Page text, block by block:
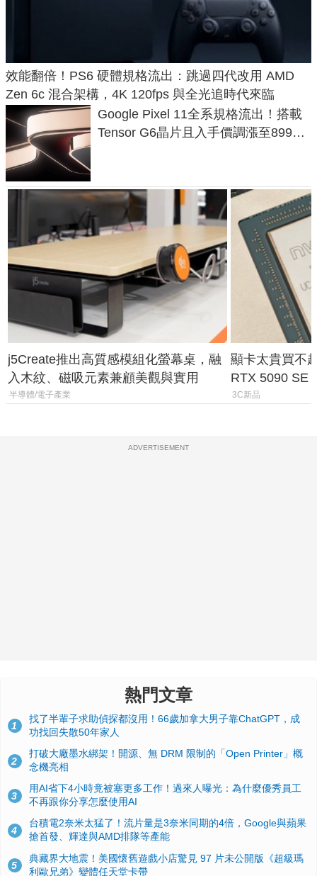
效能翻倍！PS6 硬體規格流出：跳過四代改用 AMD
Zen 6c 混合架構，4K 120fps 與全光追時代來臨
Google Pixel 11全系規格流出！搭載
Tensor G6晶片且入手價調漲至899美
j5Create推出高質感模組化螢幕桌，融
入木紋、磁吸元素兼顧美觀與實用
半導體/電子產業
顯卡太貴買不
RTX 5090 SE
體
3C新品
ADVERTISEMENT
熱門文章
1
找了半輩子求助偵探都沒用！66歲加拿大男子靠ChatGPT，成
功找回失散50年家人
2
打破大廠墨水綁架！開源、無 DRM 限制的「Open Printer」概
念機亮相
3
用AI省下4小時竟被塞更多工作！過來人曝光：為什麼優秀員工
不再跟你分享怎麼使用AI
4
台積電2奈米太猛了！流片量是3奈米同期的4倍，Google與蘋果
搶首發、輝達與AMD排隊等產能
5
典藏界大地震！美國懷舊遊戲小店驚見 97 片未公開版《超級瑪
利歐兄弟》變體任天堂卡帶